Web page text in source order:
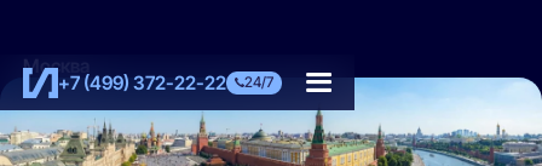
+7 (499) 372-22-22 24/7
Москва